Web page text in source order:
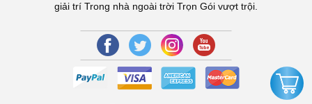
giải trí Trong nhà ngoài trời Trọn Gói vượt trội.